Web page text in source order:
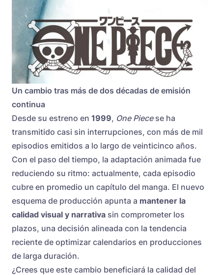
Un cambio tras más de dos décadas de emisión
continua
Desde su estreno en 1999, One Piecese ha
transmitido casi sin interrupciones, con más de mil
episodios emitidos a lo largo de veinticinco años.
Con el paso del tiempo, la adaptación animada fue
reduciendo su ritmo: actualmente, cada episodio
cubre en promedio un capítulo del manga. El nuevo
esquema de producción apunta a mantener la
calidad visual y narrativa sin comprometer los
plazos, una decisión alineada con la tendencia
reciente de optimizar calendarios en producciones
de larga duración.
¿Crees que este cambio beneficiará la calidad del